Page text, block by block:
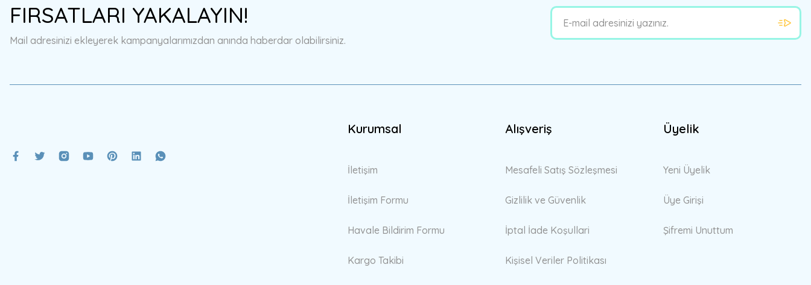
Ürün açıklamasında eksik bilgiler bulunuyor.
Ürün fiyatı diğer sitelerden daha pahalı.
FIRSATLARI YAKALAYIN!
Mail adresinizi ekleyerek kampanyalarımızdan anında haberdar olabilirsiniz.
Kurumsal
İletişim
İletişim Formu
Havale Bildirim Formu
Kargo Takibi
Alışveriş
Mesafeli Satış Sözleşmesi
Gizlilik ve Güvenlik
İptal İade Koşullari
Kişisel Veriler Politikası
Üyelik
Yeni Üyelik
Üye Girişi
Şifremi Unuttum